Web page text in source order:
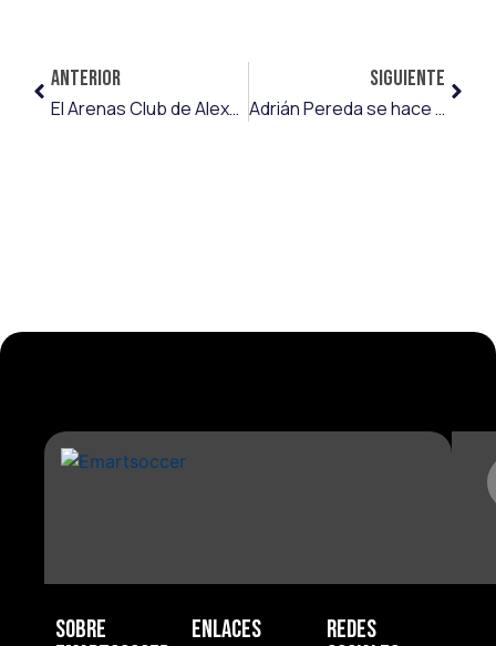
ANTERIOR
El Arenas Club de Alexander Hidalgo asciende a Primera RFEF
SIGUIENTE
Adrián Pereda se hace mayor de golpe
Sobre
Enlaces
Redes